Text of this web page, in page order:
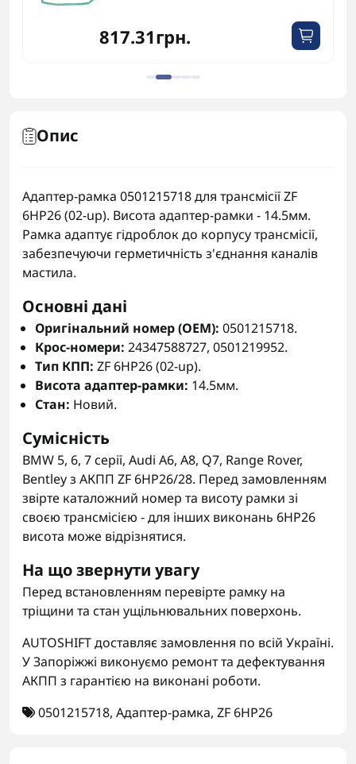
817.31грн.
Опис
Адаптер-рамка 0501215718 для трансмісії ZF
6HP26 (02-up). Висота адаптер-рамки - 14.5мм.
Рамка адаптує гідроблок до корпусу трансмісії,
забезпечуючи герметичність з'єднання каналів
мастила.
Основні дані
Оригінальний номер (OEM): 0501215718.
Крос-номери: 24347588727, 0501219952.
Тип КПП: ZF 6HP26 (02-up).
Висота адаптер-рамки: 14.5мм.
Стан: Новий.
Сумісність
BMW 5, 6, 7 серії, Audi A6, A8, Q7, Range Rover,
Bentley з АКПП ZF 6HP26/28. Перед замовленням
звірте каталожний номер та висоту рамки зі
своєю трансмісією - для інших виконань 6HP26
висота може відрізнятися.
На що звернути увагу
Перед встановленням перевірте рамку на
тріщини та стан ущільнювальних поверхонь.
AUTOSHIFT доставляє замовлення по всій Україні.
У Запоріжжі виконуємо ремонт та дефектування
АКПП з гарантією на виконані роботи.
0501215718, Адаптер-рамка, ZF 6HP26